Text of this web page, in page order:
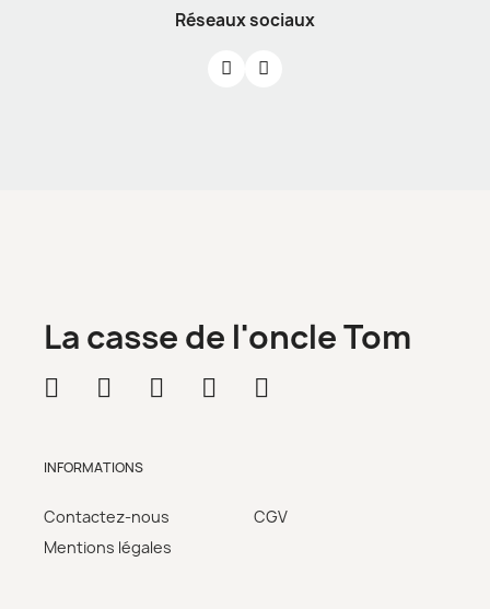
Réseaux sociaux
La casse de l'oncle Tom
INFORMATIONS
Contactez-nous
Mentions légales
CGV